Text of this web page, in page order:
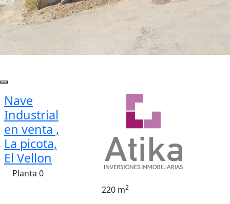
Nave
Industrial
en venta ,
La picota,
El Vellon
Planta 0
220 m2